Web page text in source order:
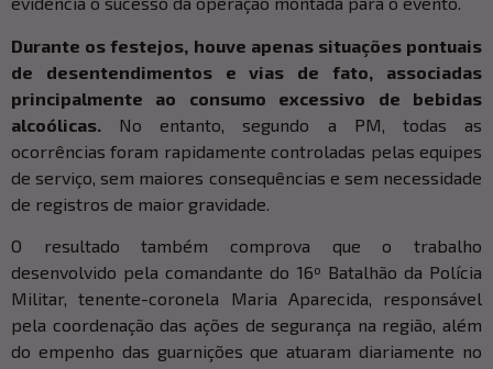
Durante os festejos, houve apenas situações pontuais
de desentendimentos e vias de fato, associadas
principalmente ao consumo excessivo de bebidas
alcoólicas. No entanto, segundo a PM, todas as
ocorrências foram rapidamente controladas pelas equipes
de serviço, sem maiores consequências e sem necessidade
de registros de maior gravidade.
O resultado também comprova que o trabalho
desenvolvido pela comandante do 16º Batalhão da Polícia
Militar, tenente-coronela Maria Aparecida, responsável
pela coordenação das ações de segurança na região, além
do empenho das guarnições que atuaram diariamente no